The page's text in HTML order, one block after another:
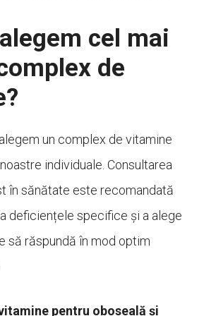
cel mai
de
un complex de vitamine
individuale. Consultarea
în sănătate este recomandată
deficiențele specifice și a alege
să răspundă în mod optim
pentru oboseală și